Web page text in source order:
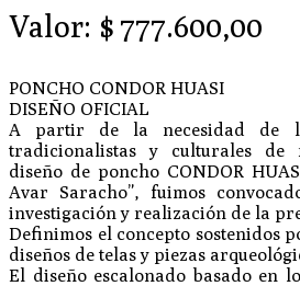
Valor: $ 777.600,00
PONCHO CONDOR HUASI
DISEÑO OFICIAL
A partir de la necesidad de
tradicionalistas y culturales de
diseño de poncho CONDOR
Avar Saracho”, fuimos
investigación y realización de la
Definimos el concepto sostenidos
diseños de telas y piezas
El diseño escalonado basado en